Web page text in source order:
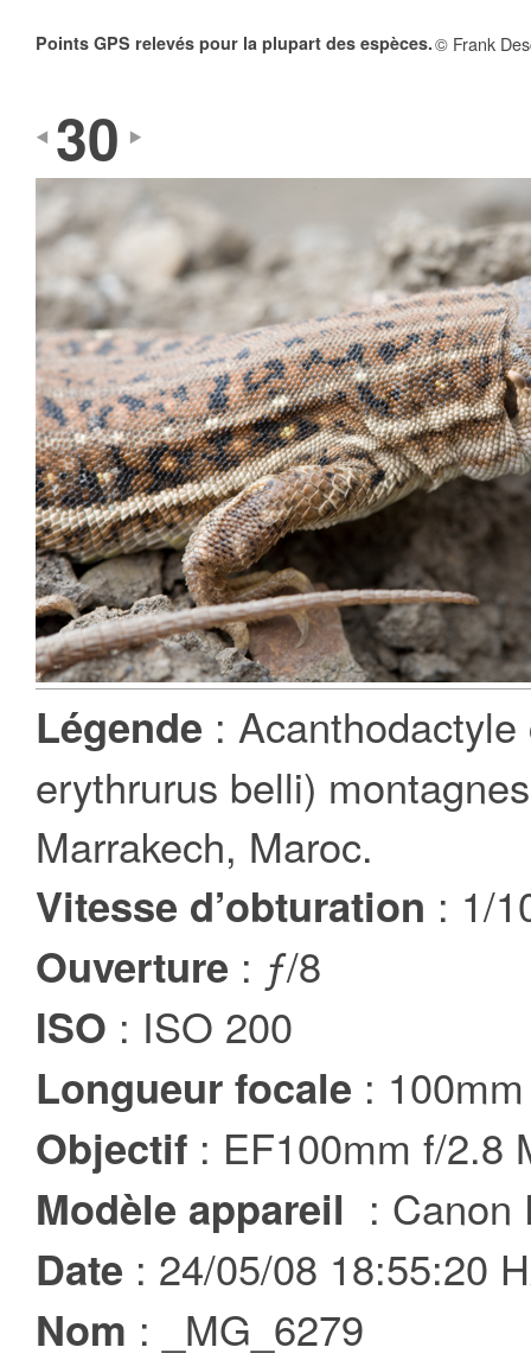
Points GPS relevés pour la plupart des espèces.© Frank
30
Légende :
erythrurus belli)
Marrakech, Maroc.
Vitesse d’obturation : 1/
Ouverture : ƒ/8
ISO : ISO 200
Longueur focale : 100mm
Objectif : EF100mm f/2.8
Modèle appareil : Canon
Date : 24/05/08 18:55:20
Nom : _MG_6279